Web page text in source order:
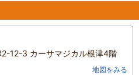
12-3 カーサマジカル根津4階
地図をみる